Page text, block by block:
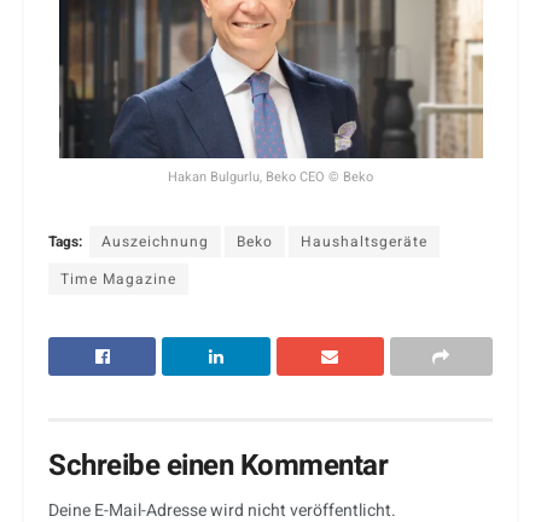
Hakan Bulgurlu, Beko CEO © Beko
Tags: Auszeichnung Beko
Haushaltsgeräte
Time Magazine
Schreibe einen Kommentar
Deine E-Mail-Adresse wird nicht veröffentlicht.